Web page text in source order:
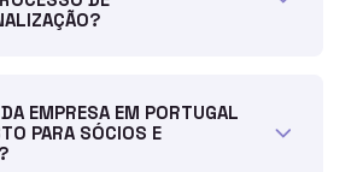
EMPRESA EM PORTUGAL
PARA SÓCIOS E